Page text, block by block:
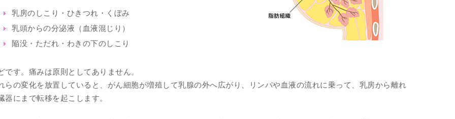
乳房のしこり・ひきつれ・くぼみ
乳頭からの分泌液（血液混じり）
陥没・ただれ・わきの下のしこり
です。痛みは原則としてありません。
らの変化を放置していると、がん細胞が増殖して乳腺の外へ広がり、リンパや血液の流れに乗って、乳房から離れ
器にまで転移を起こします。